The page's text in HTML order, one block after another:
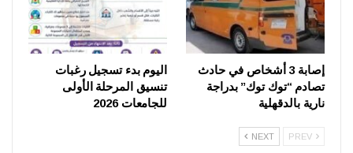
إصابة 3 أشخاص في حادث
تصادم “توك توك” بدراجة
نارية بالدقهلية
اليوم بدء تسجيل رغبات
تنسيق المرحلة الأولى
للجامعات 2026
NEXT